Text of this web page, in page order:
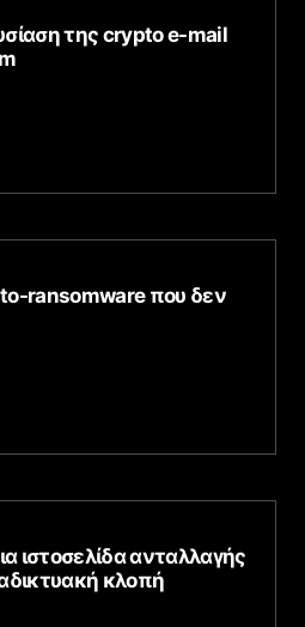
της crypto e-mail
ransomware που δεν
ιστοσελίδα ανταλλαγής
κλοπή